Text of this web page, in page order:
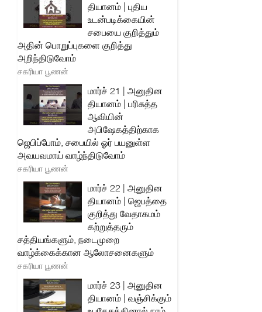
தியானம் | புதிய
உடன்படிக்கையின்
சபையை குறித்தும்
அதின் பொறுப்புகளை குறித்து
அறிந்திடுவோம்
சகரியா பூணன்
மார்ச் 21 | அனுதின
தியானம் | பரிசுத்த
ஆவியின்
அபிஷேகத்திற்காக
ஜெபிப்போம், சபையில் ஓர் பயனுள்ள
அவயவமாய் வாழ்ந்திடுவோம்
சகரியா பூணன்
மார்ச் 22 | அனுதின
தியானம் | ஜெபத்தை
குறித்து வேதாகமம்
கற்றுத்தரும்
சத்தியங்களும், நடைமுறை
வாழ்க்கைக்கான ஆலோசனைகளும்
சகரியா பூணன்
மார்ச் 23 | அனுதின
தியானம் | வஞ்சிக்கும்